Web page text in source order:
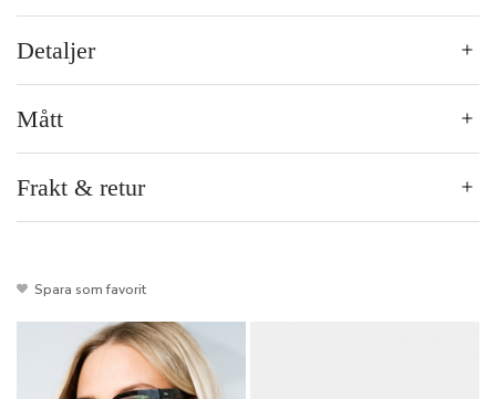
Detaljer
Mått
Frakt & retur
Spara som favorit